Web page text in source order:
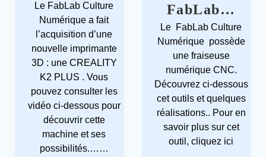
Le FabLab Culture
Numérique a fait
l’acquisition d’une
nouvelle imprimante
3D : une CREALITY
K2 PLUS . Vous
pouvez consulter les
vidéo ci-dessous pour
découvrir cette
machine et ses
possibilités.……
FabLab…
Le FabLab Culture
Numérique possède
une fraiseuse
numérique CNC.
Découvrez ci-dessous
cet outils et quelques
réalisations.. Pour en
savoir plus sur cet
outil, cliquez ici